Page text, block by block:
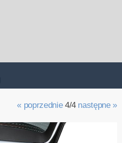
« poprzednie4/4 następne »